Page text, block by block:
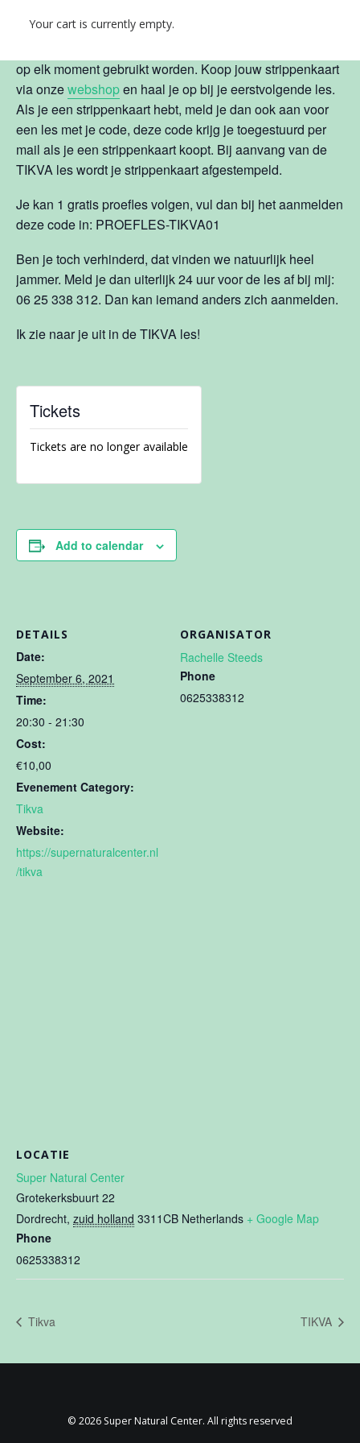
Your cart is currently empty.
Een strippenkaart van 10 lessen kost € 80. De
op elk moment gebruikt worden. Koop jouw strippenkaart
via onzewebshopen haal je op bij je eerstvolgende les.
Als je een strippenkaart hebt, meld je dan ook aan voor
een les met je code, deze code krijg je toegestuurd per
mail als je een strippenkaart koopt. Bij aanvang van de
TIKVA les wordt je strippenkaart afgestempeld.
Je kan 1 gratis proefles volgen, vul dan bij het aanmelden
deze code in: PROEFLES-TIKVA01
Ben je toch verhinderd, dat vinden we natuurlijk heel
jammer. Meld je dan uiterlijk 24 uur voor de les af bij mij:
06 25 338 312. Dan kan iemand anders zich aanmelden.
Ik zie naar je uit in de TIKVA les!
Tickets
Tickets are no longer available
Add to calendar
DETAILS
Date:
September 6, 2021
Time:
20:30 - 21:30
Cost:
€10,00
Evenement Category:
Tikva
Website:
https://supernaturalcenter.nl
/tikva
ORGANISATOR
Rachelle Steeds
Phone
0625338312
LOCATIE
Super Natural Center
Grotekerksbuurt 22
Dordrecht, zuid holland 3311CB Netherlands + Google Map
Phone
0625338312
Tikva TIKVA
© 2026 Super Natural Center. All rights reserved